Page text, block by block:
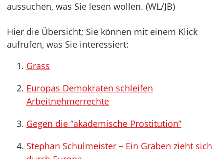
aussuchen, was Sie lesen wollen. (WL/JB)
Hier die Übersicht; Sie können mit einem Klick
aufrufen, was Sie interessiert:
Grass
Europas Demokraten schleifen
Arbeitnehmerrechte
Gegen die “akademische Prostitution”
Stephan Schulmeister – Ein Graben zieht sich